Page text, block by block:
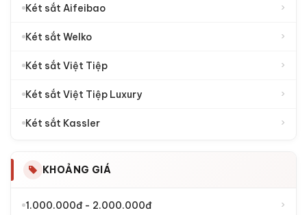
Két sắt Aifeibao ›
Két sắt Welko ›
Két sắt Việt Tiệp ›
Két sắt Việt Tiệp Luxury ›
Két sắt Kassler ›
KHOẢNG GIÁ
1.000.000đ - 2.000.000đ ›